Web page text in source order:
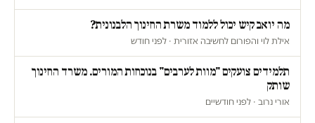
מה יואב קיש יכול ללמוד משרת החינוך הלבנונית?
אילת לוי והפורום לחשיבה אזורית · לפני חודש
תלמידים צועקים "מוות לערבים" בנוכחות המורים. משרד החינוך
שותק
אורי נרוב · לפני חודשיים